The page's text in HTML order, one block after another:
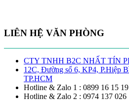
LIÊN HỆ VĂN PHÒNG
CTY TNHH B2C NHẤT TÍN
12C, Đường số 6, KP4, P.Hiệp
TP.HCM
Hotline & Zalo 1 : 0899 16 15 19
Hotline & Zalo 2 : 0974 137 026